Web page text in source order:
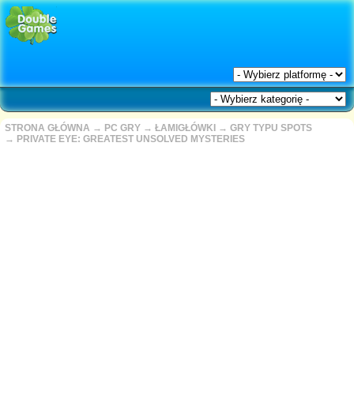
STRONA GŁÓWNA → PC GRY → ŁAMIGŁÓWKI → GRY TYPU SPOTS
→ PRIVATE EYE: GREATEST UNSOLVED MYSTERIES